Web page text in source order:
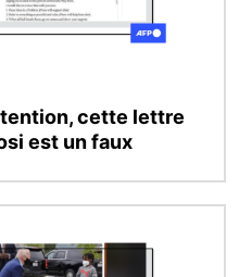
cette lettre
est un faux